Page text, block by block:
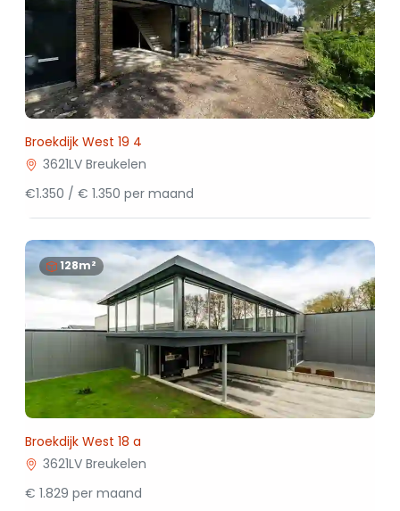
Broekdijk West 19 4
3621LV Breukelen
€1.350 / € 1.350 per maand
128m²
Broekdijk West 18 a
3621LV Breukelen
€ 1.829 per maand